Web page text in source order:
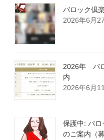
バロック倶
2026年6月
2026年 バ
内
2026年6月
保護中: バ
のご案内（